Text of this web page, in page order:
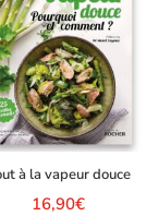
à la vapeur douce
16,90€